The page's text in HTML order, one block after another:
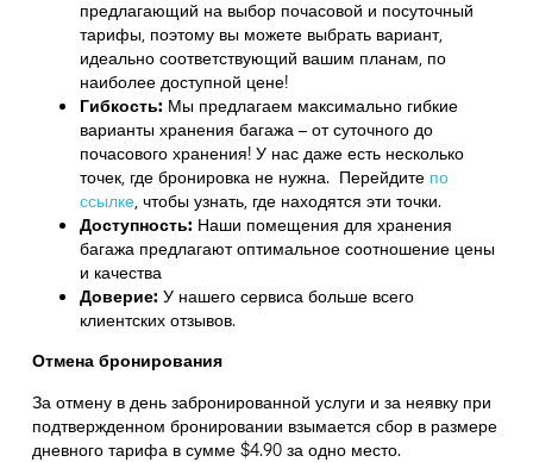
предлагающий на выбор почасовой и посуточный
тарифы, поэтому вы можете выбрать вариант,
идеально соответствующий вашим планам, по
наиболее доступной цене!
Гибкость: Мы предлагаем максимально гибкие
варианты хранения багажа – от суточного до
почасового хранения! У нас даже есть несколько
точек, где бронировка не нужна. Перейдите по
ссылке,чтобы узнать, где находятся эти точки.
Доступность: Наши помещения для хранения
багажа предлагают оптимальное соотношение цены
и качества
Доверие: У нашего сервиса больше всего
клиентских отзывов.
Отмена бронирования
За отмену в день забронированной услуги и за неявку при
подтвержденном бронировании взымается сбор в размере
дневного тарифа в сумме $4.90 за одно место.